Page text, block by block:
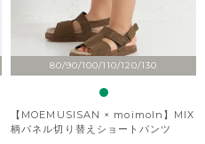
80/90/100/110/120/130
【MOEMUSISAN × moimoln】MIX
柄パネル切り替えショートパンツ